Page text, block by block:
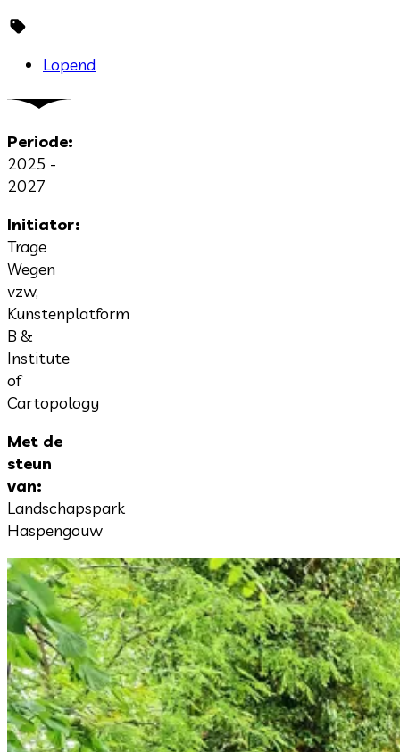
Lopend
Periode:
2025 -
2027
Initiator:
Trage
Wegen
vzw,
Kunstenplatform
B &
Institute
of
Cartopology
Met de
steun
van:
Landschapspark
Haspengouw